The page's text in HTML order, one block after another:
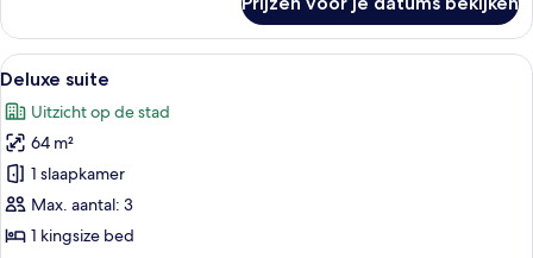
Twin
kamer,
uitzicht
zee
Alle
foto's
voor
Deluxe
suite
laden
Een hotelkamer met twee bedden,
5
Deluxe suite
Uitzicht op de stad
64 m²
1 slaapkamer
Max. aantal: 3
1 kingsize bed